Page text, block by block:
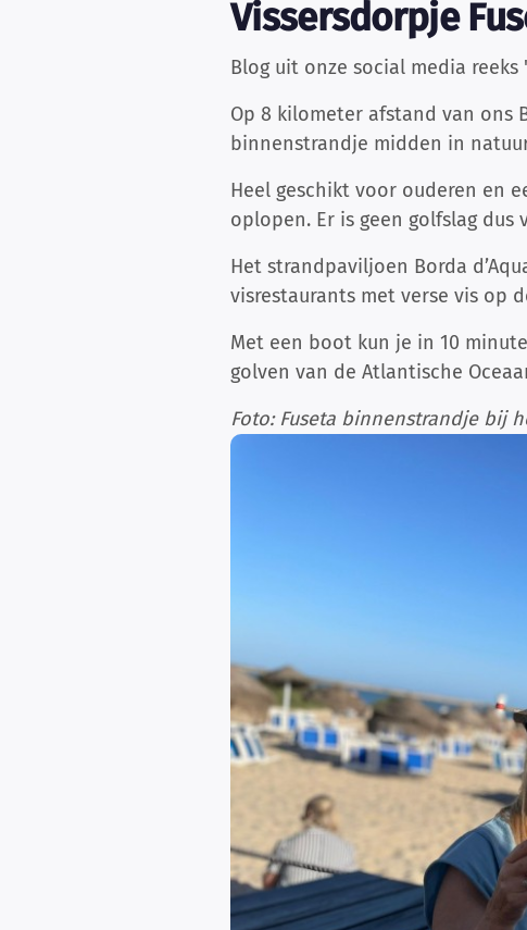
Vissersdorpje
Blog uit onze social media reeks
Op 8 kilometer afstand van ons
binnenstrandje midden in
Heel geschikt voor ouderen en
oplopen. Er is geen golfslag
Het strandpaviljoen Borda
visrestaurants met verse vis op
Met een boot kun je in 10
golven van de Atlantische
Foto: Fuseta binnenstrandje bij